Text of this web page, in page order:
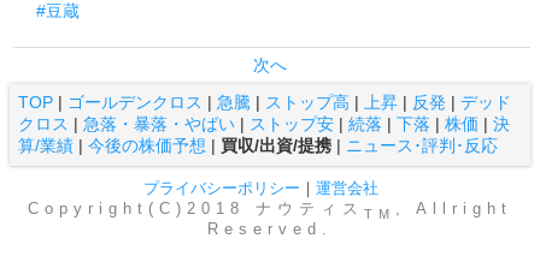
#豆蔵
次へ
TOP | ゴールデンクロス | 急騰 | ストップ高 | 上昇 | 反発 | デッド
クロス | 急落・暴落・やばい | ストップ安 | 続落 | 下落 | 株価 | 決
算/業績 | 今後の株価予想 | 買収/出資/提携 | ニュース･評判･反応
プライバシーポリシー ｜ 運営会社
Copyright(C)2018 ナウティス TM
, Allright
Reserved.